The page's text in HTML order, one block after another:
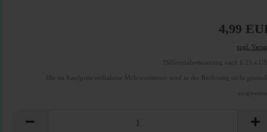
4,99
zzgl.
Differenzbesteuerung nach § 25 a
Die im Kaufpreis enthaltene Mehrwertsteuer wird in der Rechnung nicht